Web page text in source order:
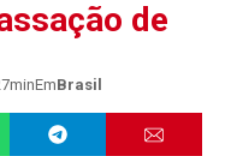
de
EmBrasil